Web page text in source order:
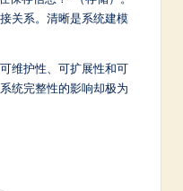
关系。清晰是系统建模
维护性、可扩展性和可
统完整性的影响却极为